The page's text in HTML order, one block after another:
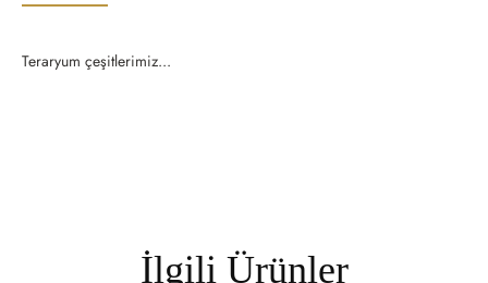
Teraryum çeşitlerimiz...
İlgili Ürünler